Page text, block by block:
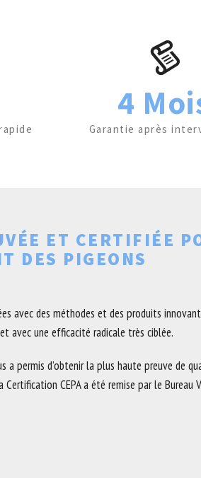
4
Garantie après
ET CERTIFIÉE
DES PIGEONS
avec des méthodes et des produits
avec une efficacité radicale très ciblée.
a permis d’obtenir la plus haute preuve de
CEPA a été remise par le Bureau